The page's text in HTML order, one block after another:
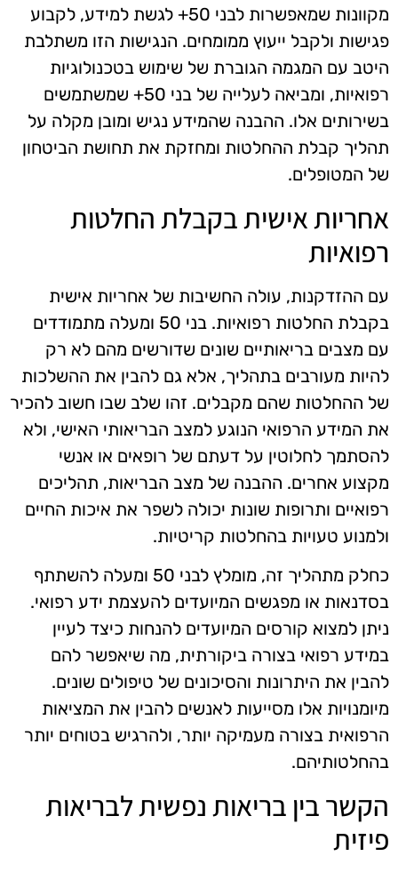
מקוונות שמאפשרות לבני 50+ לגשת למידע, לקבוע
פגישות ולקבל ייעוץ ממומחים. הנגישות הזו משתלבת
היטב עם המגמה הגוברת של שימוש בטכנולוגיות
רפואיות, ומביאה לעלייה של בני 50+ שמשתמשים
בשירותים אלו. ההבנה שהמידע נגיש ומובן מקלה על
תהליך קבלת ההחלטות ומחזקת את תחושת הביטחון
של המטופלים.
אחריות אישית בקבלת החלטות
רפואיות
עם ההזדקנות, עולה החשיבות של אחריות אישית
בקבלת החלטות רפואיות. בני 50 ומעלה מתמודדים
עם מצבים בריאותיים שונים שדורשים מהם לא רק
להיות מעורבים בתהליך, אלא גם להבין את ההשלכות
של ההחלטות שהם מקבלים. זהו שלב שבו חשוב להכיר
את המידע הרפואי הנוגע למצב הבריאותי האישי, ולא
להסתמך לחלוטין על דעתם של רופאים או אנשי
מקצוע אחרים. ההבנה של מצב הבריאות, תהליכים
רפואיים ותרופות שונות יכולה לשפר את איכות החיים
ולמנוע טעויות בהחלטות קריטיות.
כחלק מתהליך זה, מומלץ לבני 50 ומעלה להשתתף
בסדנאות או מפגשים המיועדים להעצמת ידע רפואי.
ניתן למצוא קורסים המיועדים להנחות כיצד לעיין
במידע רפואי בצורה ביקורתית, מה שיאפשר להם
להבין את היתרונות והסיכונים של טיפולים שונים.
מיומנויות אלו מסייעות לאנשים להבין את המציאות
הרפואית בצורה מעמיקה יותר, ולהרגיש בטוחים יותר
בהחלטותיהם.
הקשר בין בריאות נפשית לבריאות
פיזית